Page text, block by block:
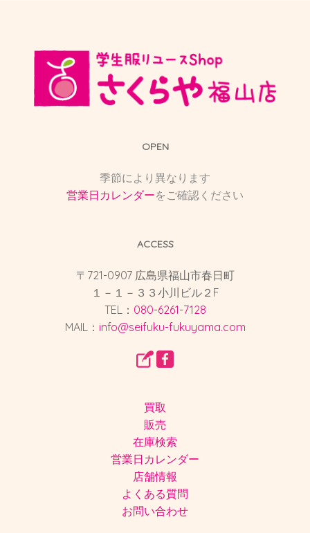
OPEN
季節により異なります
営業日カレンダーをご確認ください
ACCESS
〒721-0907 広島県福山市春日町
１－１－３３小川ビル２F
TEL： 080-6261-7128
MAIL： info@seifuku-fukuyama.com
買取
販売
在庫検索
営業日カレンダー
店舗情報
よくある質問
お問い合わせ